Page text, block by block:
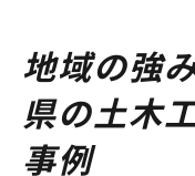
地域の強
県の土木
事例